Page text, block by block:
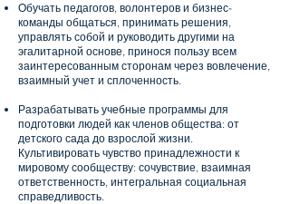
Обучать педагогов, волонтеров и бизнес-
команды общаться, принимать решения,
управлять собой и руководить другими на
эгалитарной основе, принося пользу всем
заинтересованным сторонам через вовлечение,
взаимный учет и сплоченность.
Разрабатывать учебные программы для
подготовки людей как членов общества: от
детского сада до взрослой жизни.
Культивировать чувство принадлежности к
мировому сообществу: сочувствие, взаимная
ответственность, интегральная социальная
справедливость.